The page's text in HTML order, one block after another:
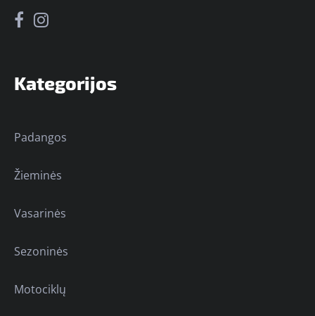
Kategorijos
Padangos
Žieminės
Vasarinės
Sezoninės
Motociklų